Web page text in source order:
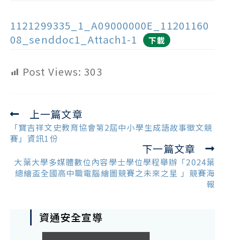
1121299335_1_A09000000E_11201160
08_senddoc1_Attach1-1
下載
Post Views: 303
Read
more
articles
上一篇文章
「寶吉祥文史教育協會第2屆中小學生成語故事徵文競
賽」資訊1份
下一篇文章
大葉大學多媒體數位內容學士學位學程舉辦「2024葉
總繪盃全國高中職電腦繪圖競賽之未來之星 」競賽海
報
資通安全宣導